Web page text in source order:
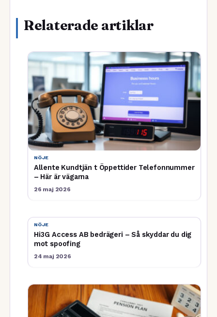
Relaterade artiklar
NÖJE
Allente Kundtjän t Öppettider Telefonnummer
– Här är vägarna
26 maj 2026
NÖJE
Hi3G Access AB bedrägeri – Så skyddar du dig
mot spoofing
24 maj 2026